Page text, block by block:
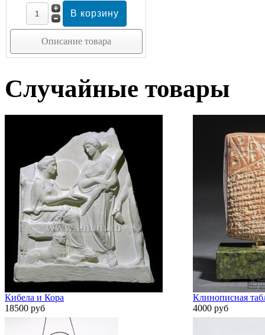
Описание товара
Случайные товары
Кибела и Кора
18500 руб
Клинописная
4000 руб